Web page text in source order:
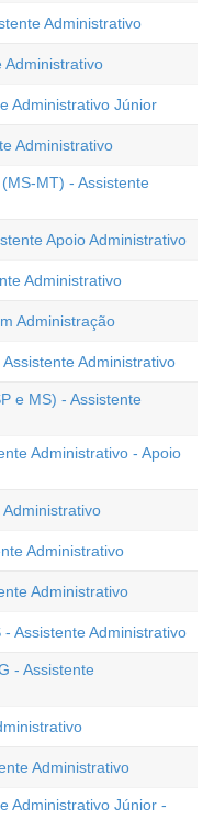
Administrativo
Administrativo
Administrativo Júnior
Administrativo
MT) - Assistente
Apoio Administrativo
Administrativo
Administração
Administrativo
e MS) - Assistente
Administrativo - Apoio
Administrativo
Administrativo
Assistente Administrativo
- Assistente
Administrativo
Administrativo Júnior -